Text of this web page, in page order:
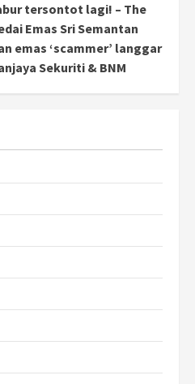
tersontot lagi! – The
Emas Sri Semantan
emas ‘scammer’ langgar
Sekuriti & BNM